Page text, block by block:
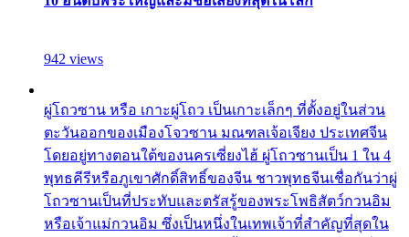
942 views
ผู่โถวซาน หรือ เกาะผู่โถว เป็นเกาะเล็กๆ ที่ตั้งอยู่ในส่วน
ตะวันออกของเมืองโจวซาน มณฑลเจ้อเจียง ประเทศจีน
โดยอยู่ทางตอนใต้ของนครเซี่ยงไฮ้ ผู่โถวซานเป็น 1 ใน 4
พุทธคีรีหรือภูเขาศักดิ์สิทธิ์ของจีน ชาวพุทธจีนเชื่อกันว่าผู่
โถวซานเป็นที่ประทับและตรัสรู้ของพระโพธิสัตว์กวนอิม
หรือเจ้าแม่กวนอิม ซึ่งเป็นหนึ่งในเทพเจ้าที่สำคัญที่สุดใน